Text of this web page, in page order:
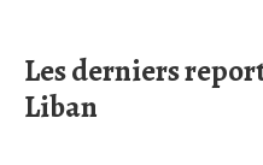
Les derniers
Liban